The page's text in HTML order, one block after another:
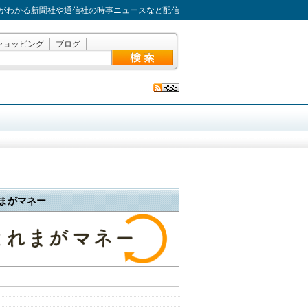
わかる新聞社や通信社の時事ニュースなど配信
ョッピング ブログ
がマネー